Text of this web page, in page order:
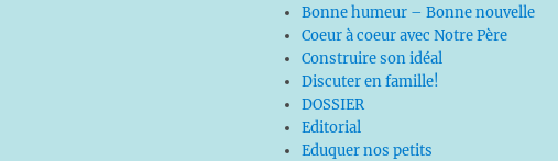
Bonne humeur – Bonne nouvelle
Coeur à coeur avec Notre Père
Construire son idéal
Discuter en famille!
DOSSIER
Editorial
Eduquer nos petits